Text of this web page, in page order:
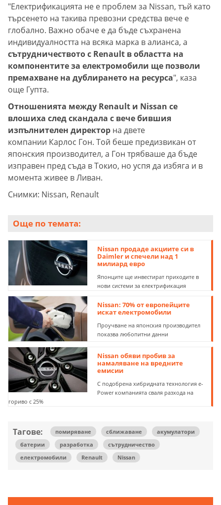
"Електрификацията не е проблем за Nissan, тъй като
търсенето на такива превозни средства вече е
глобално. Важно обаче е да бъде съхранена
индивидуалността на всяка марка в алианса, а
сътрудничеството с Renault в областта на
компонентите за електромобили ще позволи
премахване на дублирането на ресурса", каза
още Гупта.
Отношенията между Renault и Nissan се
влошиха след скандала с вече бившия
изпълнителен директор на двете
компании Карлос Гон. Той беше предизвикан от
японския производител, а Гон трябваше да бъде
изправен пред съда в Токио, но успя да избяга и в
момента живее в Ливан.
Снимки: Nissan, Renault
Още по темата:
Nissan продаде акциите си в
Daimler и спечели над 1
милиард евро
Японците ще инвестират приходите в
нови системи за електрификация
Nissan: 70% от европейците
искат електромобили
Проучване на японския производител
показва любопитни данни
Nissan обяви пробив за
намаляване на вредните
емисии
С подобрена хибридната технология е-
Power компанията сваля разхода на
гориво с 25%
Тагове: помиряване сближаване
акумулатори
батерии
разработка
сътрудничество
електромобили
Renault Nissan